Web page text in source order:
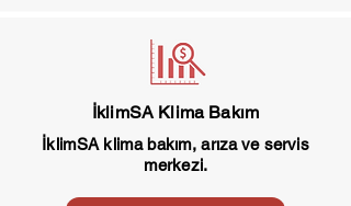
İklimSA Klima Bakım
İklimSA klima bakım, arıza ve servis
merkezi.